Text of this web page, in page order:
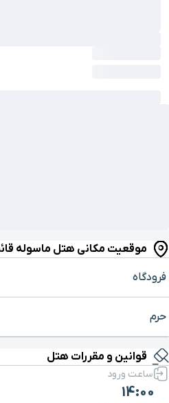
موقعیت مکانی هتل ماسوله
فرودگاه
حرم
قوانین و مقررات هتل
ساعت ورود
14:00